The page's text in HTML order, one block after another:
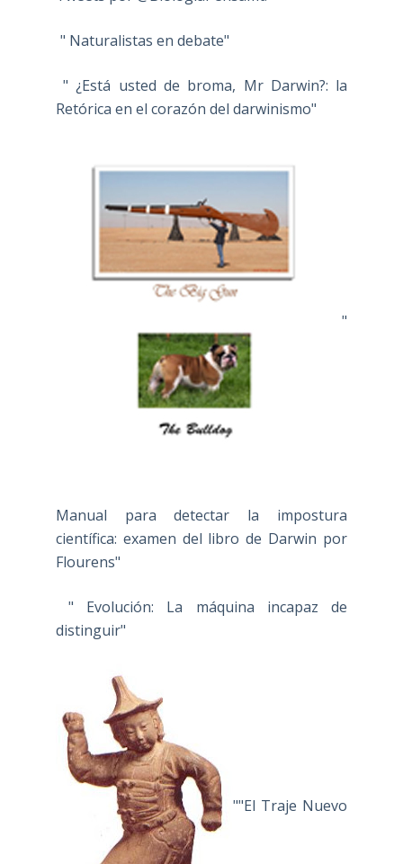
" Naturalistas en debate"
" ¿Está usted de broma, Mr Darwin?: la
Retórica en el corazón del darwinismo"
"
Manual para detectar la impostura
científica: examen del libro de Darwin por
Flourens"
" Evolución: La máquina incapaz de
distinguir"
""El Traje Nuevo